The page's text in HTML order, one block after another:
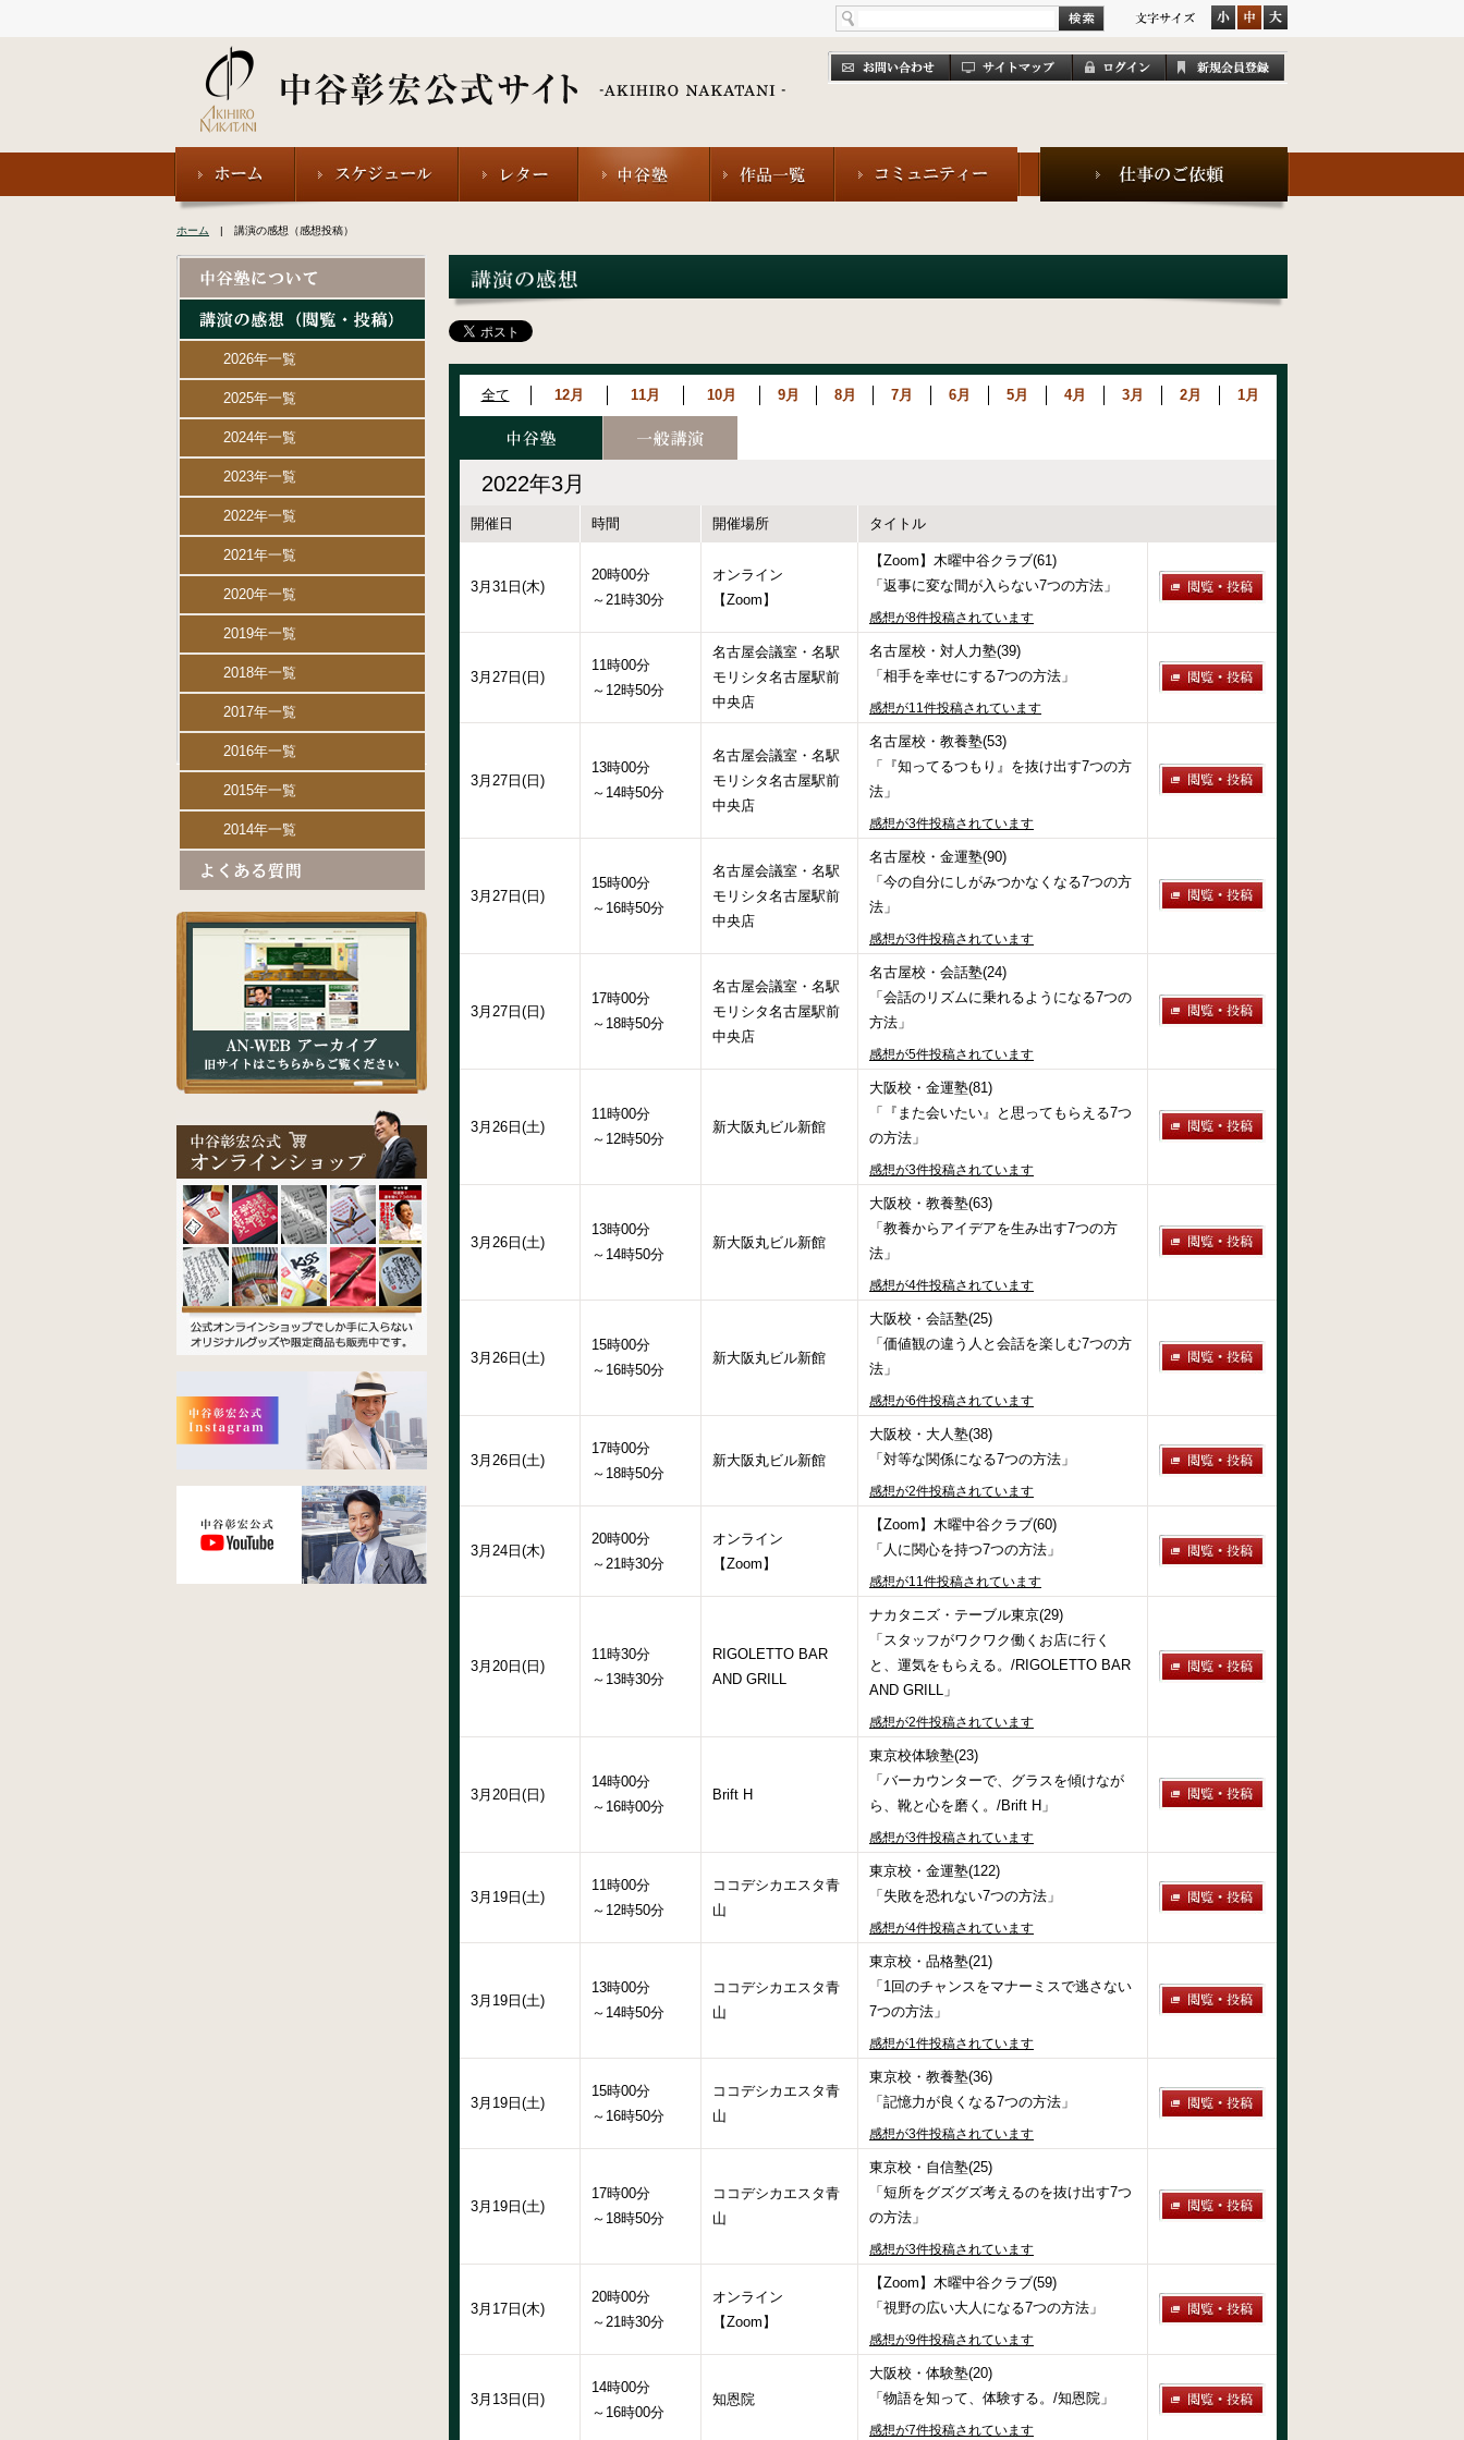
ホーム | 講演の感想（感想投稿）
全て 12月 11月 10月 9月 8月 7月 6月 5月 4月 3月 2月 1月
2022年3月
開催日 時間 開催場所 タイトル
3月31日(木)
20時00分
～21時30分
オンライン
【Zoom】
【Zoom】木曜中谷クラブ(61)
「返事に変な間が入らない7つの方法」
感想が8件投稿されています
3月27日(日)
11時00分
～12時50分
名古屋会議室・名駅
モリシタ名古屋駅前
中央店
名古屋校・対人力塾(39)
「相手を幸せにする7つの方法」
感想が11件投稿されています
3月27日(日)
13時00分
～14時50分
名古屋会議室・名駅
モリシタ名古屋駅前
中央店
名古屋校・教養塾(53)
「『知ってるつもり』を抜け出す7つの方
法」
感想が3件投稿されています
3月27日(日)
15時00分
～16時50分
名古屋会議室・名駅
モリシタ名古屋駅前
中央店
名古屋校・金運塾(90)
「今の自分にしがみつかなくなる7つの方
法」
感想が3件投稿されています
3月27日(日)
17時00分
～18時50分
名古屋会議室・名駅
モリシタ名古屋駅前
中央店
名古屋校・会話塾(24)
「会話のリズムに乗れるようになる7つの
方法」
感想が5件投稿されています
3月26日(土)
11時00分
～12時50分
新大阪丸ビル新館
大阪校・金運塾(81)
「『また会いたい』と思ってもらえる7つ
の方法」
感想が3件投稿されています
3月26日(土)
13時00分
～14時50分
新大阪丸ビル新館
大阪校・教養塾(63)
「教養からアイデアを生み出す7つの方
法」
感想が4件投稿されています
3月26日(土)
15時00分
～16時50分
新大阪丸ビル新館
大阪校・会話塾(25)
「価値観の違う人と会話を楽しむ7つの方
法」
感想が6件投稿されています
3月26日(土)
17時00分
～18時50分
新大阪丸ビル新館
大阪校・大人塾(38)
「対等な関係になる7つの方法」
感想が2件投稿されています
3月24日(木)
20時00分
～21時30分
オンライン
【Zoom】
【Zoom】木曜中谷クラブ(60)
「人に関心を持つ7つの方法」
感想が11件投稿されています
3月20日(日)
11時30分
～13時30分
RIGOLETTO BAR
AND GRILL
ナカタニズ・テーブル東京(29)
「スタッフがワクワク働くお店に行く
と、運気をもらえる。/RIGOLETTO BAR
AND GRILL」
感想が2件投稿されています
3月20日(日)
14時00分
～16時00分
Brift H
東京校体験塾(23)
「バーカウンターで、グラスを傾けなが
ら、靴と心を磨く。/Brift H」
感想が3件投稿されています
3月19日(土)
11時00分
～12時50分
ココデシカエスタ青
山
東京校・金運塾(122)
「失敗を恐れない7つの方法」
感想が4件投稿されています
3月19日(土)
13時00分
～14時50分
ココデシカエスタ青
山
東京校・品格塾(21)
「1回のチャンスをマナーミスで逃さない
7つの方法」
感想が1件投稿されています
3月19日(土)
15時00分
～16時50分
ココデシカエスタ青
山
東京校・教養塾(36)
「記憶力が良くなる7つの方法」
感想が3件投稿されています
3月19日(土)
17時00分
～18時50分
ココデシカエスタ青
山
東京校・自信塾(25)
「短所をグズグズ考えるのを抜け出す7つ
の方法」
感想が3件投稿されています
3月17日(木)
20時00分
～21時30分
オンライン
【Zoom】
【Zoom】木曜中谷クラブ(59)
「視野の広い大人になる7つの方法」
感想が9件投稿されています
3月13日(日)
14時00分
～16時00分
知恩院
大阪校・体験塾(20)
「物語を知って、体験する。/知恩院」
感想が7件投稿されています
2026年一覧
2025年一覧
2024年一覧
2023年一覧
2022年一覧
2021年一覧
2020年一覧
2019年一覧
2018年一覧
2017年一覧
2016年一覧
2015年一覧
2014年一覧